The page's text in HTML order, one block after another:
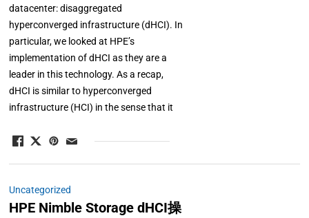
datacenter: disaggregated
hyperconverged infrastructure (dHCI). In
particular, we looked at HPE’s
implementation of dHCI as they are a
leader in this technology. As a recap,
dHCI is similar to hyperconverged
infrastructure (HCI) in the sense that it
Uncategorized
HPE Nimble Storage dHCI操